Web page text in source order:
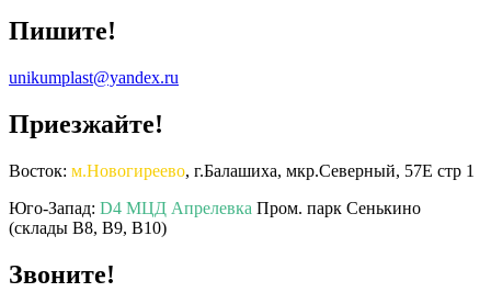
Пишите!
unikumplast@yandex.ru
Приезжайте!
Восток: м.Новогиреево, г.Балашиха, мкр.Северный, 57Е стр 1
Юго-Запад: D4 МЦД Апрелевка Пром. парк Сенькино
(склады B8, B9, B10)
Звоните!